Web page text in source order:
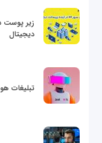
دیجیتال
تبلیغات